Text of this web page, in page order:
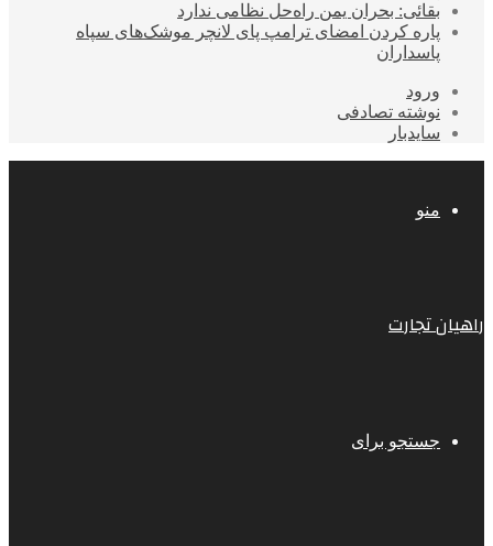
بقائی: بحران یمن راه‌حل نظامی ندارد
پاره کردن امضای ترامپ پای لانچر موشک‌های سپاه
پاسداران
ورود
نوشته تصادفی
سایدبار
منو
راهیان تجارت
جستجو برای